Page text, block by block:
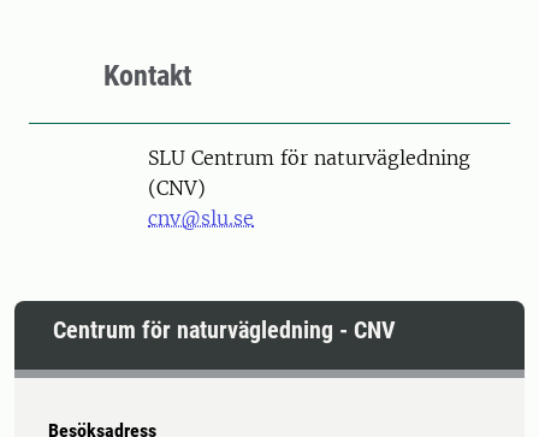
Kontakt
SLU Centrum för naturvägledning
(CNV)
cnv@slu.se
Centrum för naturvägledning - CNV
Besöksadress